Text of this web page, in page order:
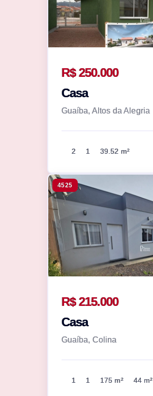
R$ 250.000
Casa
Guaíba, Altos da Alegria
2 1 39.52 m²
4525
R$ 215.000
Casa
Guaíba, Colina
1 1 175 m² 44 m²